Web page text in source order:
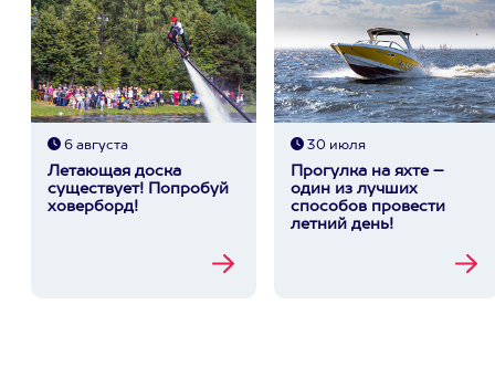
6 августа
Летающая доска
существует! Попробуй
ховерборд!
30 июля
Прогулка на яхте –
один из лучших
способов провести
летний день!